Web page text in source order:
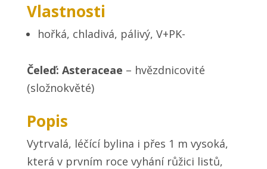
Vlastnosti
hořká, chladivá, pálivý, V+PK-
Čeleď: Asteraceae – hvězdnicovité
(složnokvěté)
Popis
Vytrvalá, léčící bylina i přes 1 m vysoká,
která v prvním roce vyhání růžici listů,